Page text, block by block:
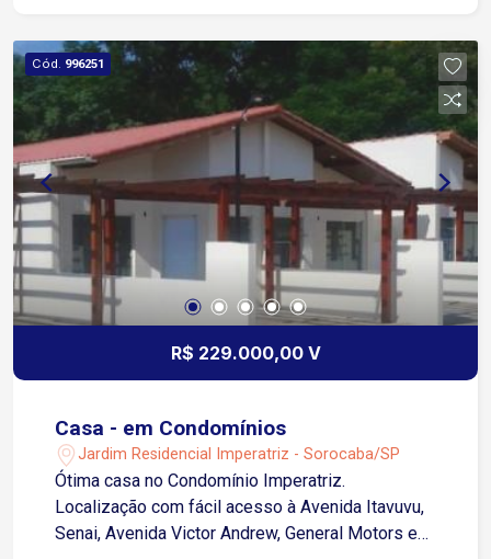
Cód. 996251
R$ 229.000,00 V
Casa - em Condomínios
Jardim Residencial Imperatriz - Sorocaba/SP
Ótima casa no Condomínio Imperatriz.
Localização com fácil acesso à Avenida Itavuvu,
Senai, Avenida Victor Andrew, General Motors e